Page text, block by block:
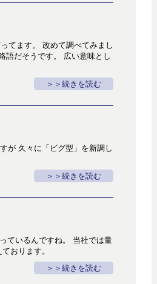
てます。 改めて調べてみまし
語だそうです。 広い意味とし
＞続きを読む
が 久々に「ビグ型」を新調し
＞続きを読む
ているんですね。 当社では量
おります。
＞続きを読む